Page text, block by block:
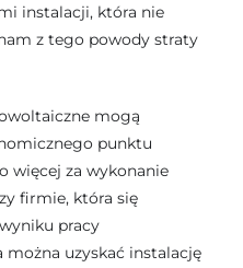
instalacji, która nie
z tego powody straty
mogą
punktu
więcej za wykonanie
firmie, która się
pracy
uzyskać instalację